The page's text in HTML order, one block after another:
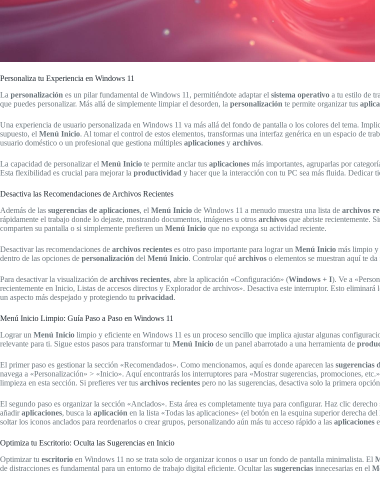
Personaliza tu Experiencia en Windows 11
La personalización es un pilar fundamental de Windows 11, permitiéndote adaptar el sistema operativo a tu estilo de
que puedes personalizar. Más allá de simplemente limpiar el desorden, la personalización te permite organizar tus
Una experiencia de usuario personalizada en Windows 11 va más allá del fondo de pantalla o los colores del tema.
supuesto, el Menú Inicio. Al tomar el control de estos elementos, transformas una interfaz genérica en un espacio de
usuario doméstico o un profesional que gestiona múltiples aplicaciones y archivos.
La capacidad de personalizar el Menú Inicio te permite anclar tus aplicaciones más importantes, agruparlas por
Esta flexibilidad es crucial para mejorar la productividad y hacer que la interacción con tu PC sea más fluida. Dedicar
Desactiva las Recomendaciones de Archivos Recientes
Además de las sugerencias de aplicaciones, el Menú Inicio de Windows 11 a menudo muestra una lista de archivos
rápidamente el trabajo donde lo dejaste, mostrando documentos, imágenes u otros archivos que abriste recientemente.
comparten su pantalla o si simplemente prefieren un Menú Inicio que no exponga su actividad reciente.
Desactivar las recomendaciones de archivos recientes es otro paso importante para lograr un Menú Inicio más limpio
dentro de las opciones de personalización del Menú Inicio. Controlar qué archivos o elementos se muestran aquí te
Para desactivar la visualización de archivos recientes, abre la aplicación «Configuración» (Windows + I). Ve a
recientemente en Inicio, Listas de accesos directos y Explorador de archivos». Desactiva este interruptor. Esto eliminará
un aspecto más despejado y protegiendo tu privacidad.
Menú Inicio Limpio: Guía Paso a Paso en Windows 11
Lograr un Menú Inicio limpio y eficiente en Windows 11 es un proceso sencillo que implica ajustar algunas
relevante para ti. Sigue estos pasos para transformar tu Menú Inicio de un panel abarrotado a una herramienta de
El primer paso es gestionar la sección «Recomendados». Como mencionamos, aquí es donde aparecen las sugerencias
navega a «Personalización» > «Inicio». Aquí encontrarás los interruptores para «Mostrar sugerencias, promociones,
limpieza en esta sección. Si prefieres ver tus archivos recientes pero no las sugerencias, desactiva solo la primera
El segundo paso es organizar la sección «Anclados». Esta área es completamente tuya para configurar. Haz clic
añadiraplicaciones, busca la aplicación en la lista «Todas las aplicaciones» (el botón en la esquina superior derecha del
soltar los iconos anclados para reordenarlos o crear grupos, personalizando aún más tu acceso rápido a las aplicaciones
Optimiza tu Escritorio: Oculta las Sugerencias en Inicio
Optimizar tu escritorio en Windows 11 no se trata solo de organizar iconos o usar un fondo de pantalla minimalista. El
de distracciones es fundamental para un entorno de trabajo digital eficiente. Ocultar las sugerencias innecesarias en el